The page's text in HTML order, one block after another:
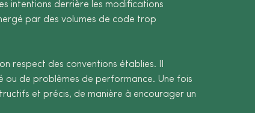
intentions derrière les modifications
par des volumes de code trop
respect des conventions établies. Il
ou de problèmes de performance. Une fois
et précis, de manière à encourager un